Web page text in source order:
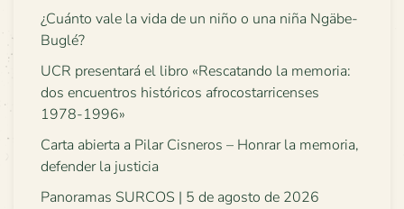
¿Cuánto vale la vida de un niño o una niña Ngäbe-
Buglé?
UCR presentará el libro «Rescatando la memoria:
dos encuentros históricos afrocostarricenses
1978-1996»
Carta abierta a Pilar Cisneros – Honrar la memoria,
defender la justicia
Panoramas SURCOS | 5 de agosto de 2026